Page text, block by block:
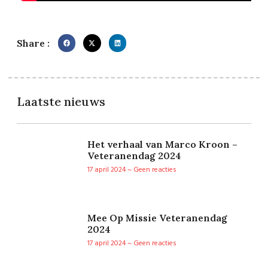
Share :
Laatste nieuws
Het verhaal van Marco Kroon –
Veteranendag 2024
17 april 2024
Geen reacties
Mee Op Missie Veteranendag
2024
17 april 2024
Geen reacties